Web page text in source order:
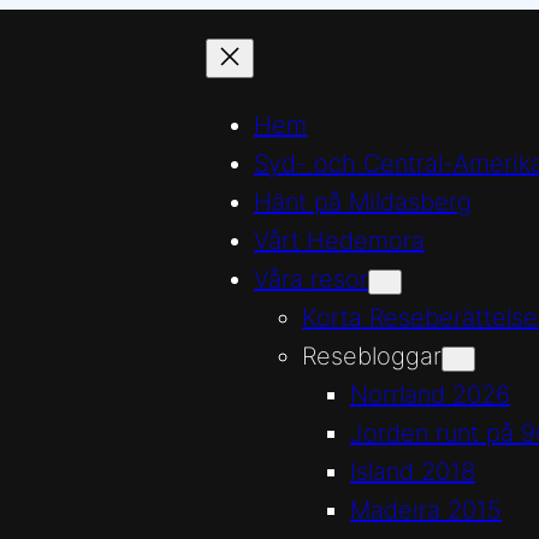
Hem
Syd- och Central-
Hänt på Mildasberg
Vårt Hedemora
Våra resor
Korta
Resebloggar
Norrland 2026
Jorden runt på
Island 2018
Madeira 2015